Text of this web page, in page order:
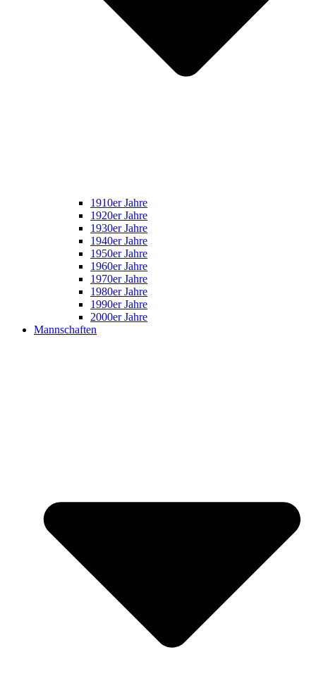
1910er Jahre
1920er Jahre
1930er Jahre
1940er Jahre
1950er Jahre
1960er Jahre
1970er Jahre
1980er Jahre
1990er Jahre
2000er Jahre
Mannschaften